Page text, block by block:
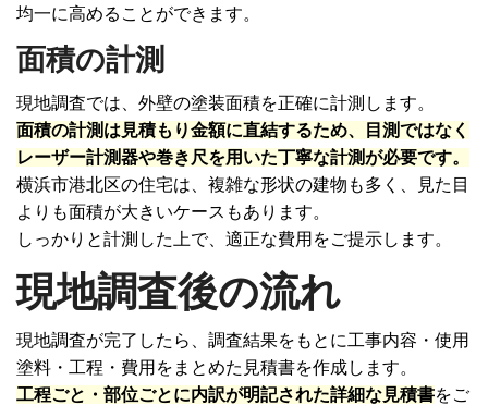
均一に高めることができます。
面積の計測
現地調査では、外壁の塗装面積を正確に計測します。
面積の計測は見積もり金額に直結するため、目測ではなく
レーザー計測器や巻き尺を用いた丁寧な計測が必要です。
横浜市港北区の住宅は、複雑な形状の建物も多く、見た目
よりも面積が大きいケースもあります。
しっかりと計測した上で、適正な費用をご提示します。
現地調査後の流れ
現地調査が完了したら、調査結果をもとに工事内容・使用
塗料・工程・費用をまとめた見積書を作成します。
工程ごと・部位ごとに内訳が明記された詳細な見積書をご